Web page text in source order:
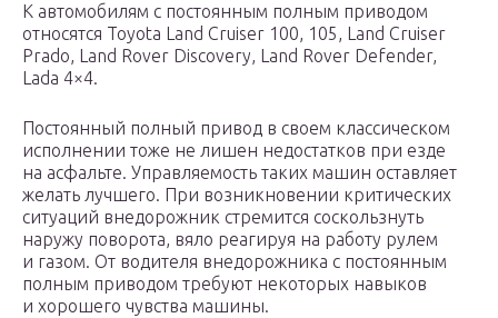
К автомобилям с постоянным полным приводом
относятся Toyota Land Cruiser 100, 105, Land Cruiser
Prado, Land Rover Discovery, Land Rover Defender,
Lada 4×4.
Постоянный полный привод в своем классическом
исполнении тоже не лишен недостатков при езде
на асфальте. Управляемость таких машин оставляет
желать лучшего. При возникновении критических
ситуаций внедорожник стремится соскользнуть
наружу поворота, вяло реагируя на работу рулем
и газом. От водителя внедорожника с постоянным
полным приводом требуют некоторых навыков
и хорошего чувства машины.